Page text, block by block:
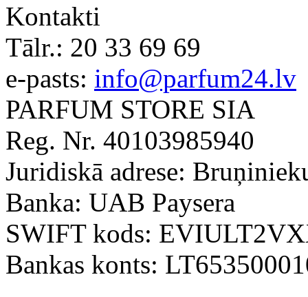
Kontakti
Tālr.: 20 33 69 69
e-pasts: info@parfum24.lv
PARFUM STORE SIA
Reg. Nr. 40103985940
Juridiskā adrese:
Banka: UAB Paysera
SWIFT kods:
Bankas konts: